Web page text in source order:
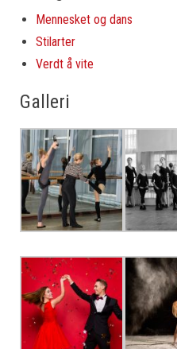
Mennesket og dans
Stilarter
Verdt å vite
Galleri